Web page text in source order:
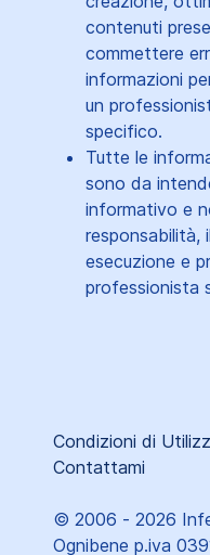
contenuti
commettere
informazioni
un
specifico.
Tutte le
sono da
informativo e
responsabilità,
esecuzione e
professionista
Condizioni di
Contattami
© 2006 - 2026
Ognibene p.iva